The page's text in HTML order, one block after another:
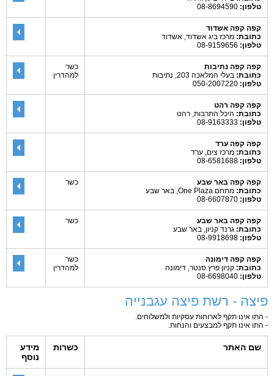
טלפון:
קפה קפה אשדוד
כתובת: מרכז ביג אשדוד, אשדוד
טלפון:
קפה קפה נתיבות
כתובת: בעלי המלאכה 203, נתיבות
טלפון:
כשר
למהדרין
קפה קפה רהט
כתובת: היכל התרבות, רהט
טלפון:
קפה קפה ערד
כתובת: מרכז צים, ערד
טלפון:
קפה קפה באר שבע
כתובת: מתחם One Plaza, באר שבע
טלפון:
כשר
קפה קפה באר שבע
כתובת: גרנד קניון, באר שבע
טלפון:
כשר
קפה קפה דימונה
כתובת: קניון פרץ סנטר, דימונה
טלפון:
כשר
למהדרין
פיצה - רשת פיצה עגבנייה
- התו אינו תקף לארוחות עסקיות ולמשלוחים.
- התו אינו תקף למבצעים והנחות.
שם האתר כשרות
מידע
נוסף